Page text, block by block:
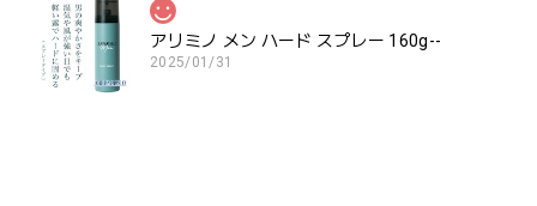
アリミノ メン ハード スプレー 160g--
2025/01/31